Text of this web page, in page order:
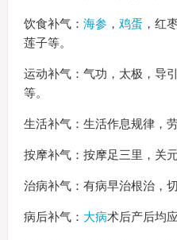
饮食补气： 海参 ， 鸡蛋 ，红
莲子等。
运动补气：气功，太极，导
等。
生活补气：生活作息规律，
按摩补气：按摩足三里，关
治病补气：有病早治根治，
病后补气： 大病术后产后均